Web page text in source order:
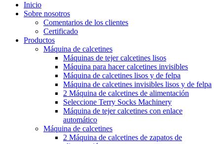
Inicio
Sobre nosotros
Comentarios de los clientes
Certificado
Productos
Máquina de calcetines
Máquinas de tejer calcetines lisos
Máquina para hacer calcetines invisibles
Máquina de calcetines lisos y de felpa
Máquina de calcetines invisibles lisos y de felpa
2 Máquina de calcetines de alimentación
Seleccione Terry Socks Machinery
Máquina de tejer calcetines con enlace
automático
Máquina de calcetines
2 Máquina de calcetines de zapatos de